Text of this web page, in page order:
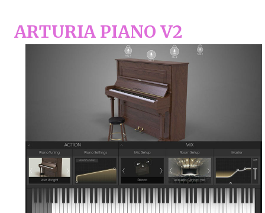
ARTURIA PIANO V2